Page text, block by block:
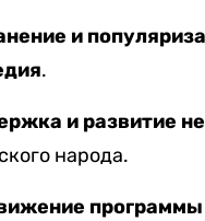
и
.
и развитие
народа.